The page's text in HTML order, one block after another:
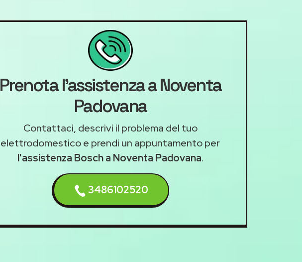
Prenota l'assistenza a Noventa
Padovana
Contattaci, descrivi il problema del tuo
elettrodomestico e prendi un appuntamento per
l'assistenza Bosch a Noventa Padovana.
3486102520